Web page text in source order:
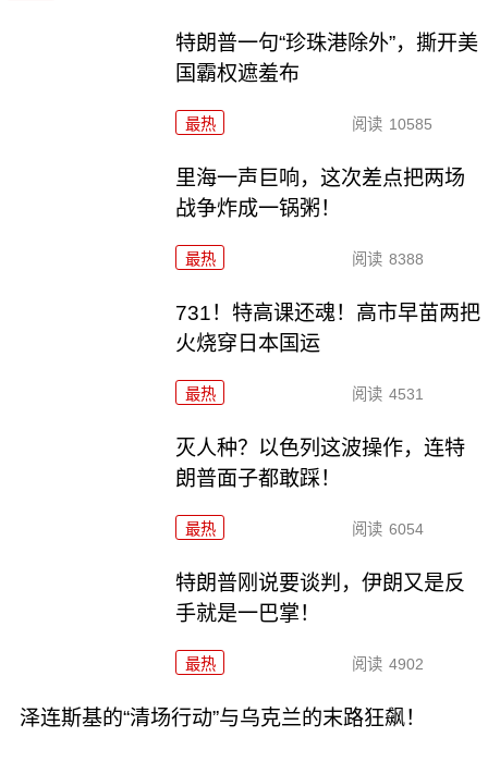
特朗普一句“珍珠港除外”，撕开美
国霸权遮羞布
最热 阅读 10585
里海一声巨响，这次差点把两场
战争炸成一锅粥！
最热 阅读 8388
731！特高课还魂！高市早苗两把
火烧穿日本国运
最热 阅读 4531
灭人种？以色列这波操作，连特
朗普面子都敢踩！
最热 阅读 6054
特朗普刚说要谈判，伊朗又是反
手就是一巴掌！
最热 阅读 4902
泽连斯基的“清场行动”与乌克兰的末路狂飙！